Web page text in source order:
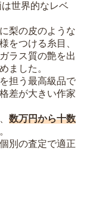
世界的なレベ
梨の皮のような
をつける糸目、
ラス質の艶を出
ました。
担う最高級品で
差が大きい作家
数万円から十数
別の査定で適正